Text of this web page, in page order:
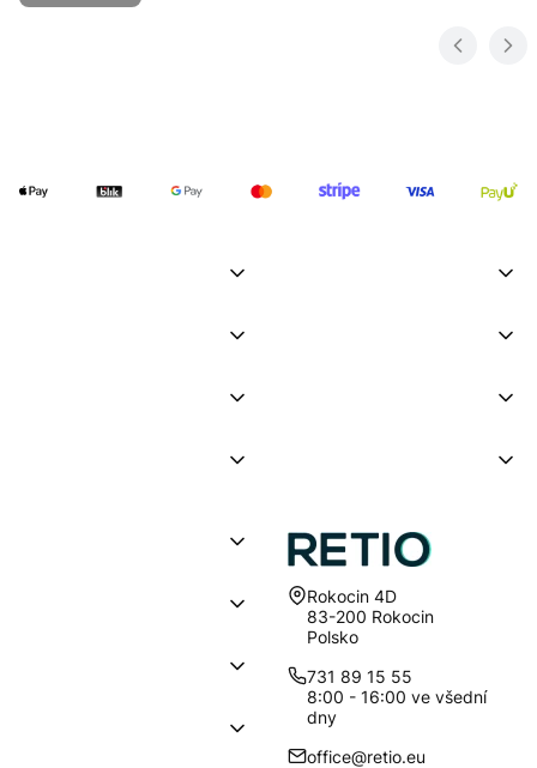
Adresa:
Rokocin 4D
83-200 Rokocin
Polsko
731 89 15 55
8:00 - 16:00 ve všední
dny
office@retio.eu